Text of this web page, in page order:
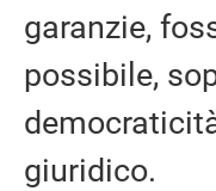
garanzie,
possibile,
giuridico.